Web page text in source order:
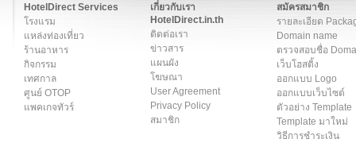
HotelDirect Services
โรงแรม
แหล่งท่องเที่ยว
ร้านอาหาร
กิจกรรม
เทศกาล
ศูนย์ OTOP
แพคเกจทัวร์
เกี่ยวกับเรา
HotelDirect.in.th
ติดต่อเรา
ข่าวสาร
แผนผัง
โฆษณา
User Agreement
Privacy Policy
สมาชิก
สมัครสมาชิก
รายละเอียด
Domain name
ตรวจสอบชื่อ
เว็บโฮสติ้ง
ออกแบบ Logo
ออกแบบเว็บไซต์
ตัวอย่าง Template
Template มาใหม่
วิธีการชำระเงิน